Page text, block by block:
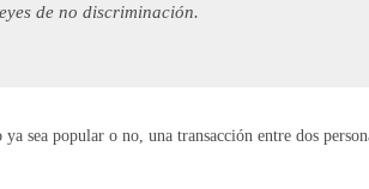
de no discriminación.
sea popular o no, una transacción entre dos